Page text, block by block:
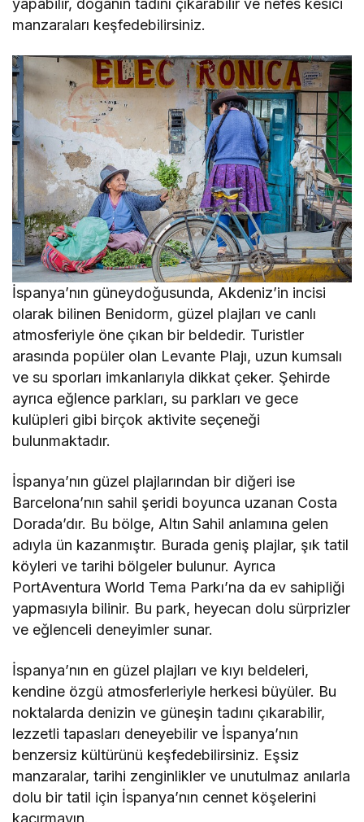
yapabilir, doğanın tadını çıkarabilir ve nefes kesici
manzaraları keşfedebilirsiniz.
İspanya’nın güneydoğusunda, Akdeniz’in incisi
olarak bilinen Benidorm, güzel plajları ve canlı
atmosferiyle öne çıkan bir beldedir. Turistler
arasında popüler olan Levante Plajı, uzun kumsalı
ve su sporları imkanlarıyla dikkat çeker. Şehirde
ayrıca eğlence parkları, su parkları ve gece
kulüpleri gibi birçok aktivite seçeneği
bulunmaktadır.
İspanya’nın güzel plajlarından bir diğeri ise
Barcelona’nın sahil şeridi boyunca uzanan Costa
Dorada’dır. Bu bölge, Altın Sahil anlamına gelen
adıyla ün kazanmıştır. Burada geniş plajlar, şık tatil
köyleri ve tarihi bölgeler bulunur. Ayrıca
PortAventura World Tema Parkı’na da ev sahipliği
yapmasıyla bilinir. Bu park, heyecan dolu sürprizler
ve eğlenceli deneyimler sunar.
İspanya’nın en güzel plajları ve kıyı beldeleri,
kendine özgü atmosferleriyle herkesi büyüler. Bu
noktalarda denizin ve güneşin tadını çıkarabilir,
lezzetli tapasları deneyebilir ve İspanya’nın
benzersiz kültürünü keşfedebilirsiniz. Eşsiz
manzaralar, tarihi zenginlikler ve unutulmaz anılarla
dolu bir tatil için İspanya’nın cennet köşelerini
kaçırmayın.